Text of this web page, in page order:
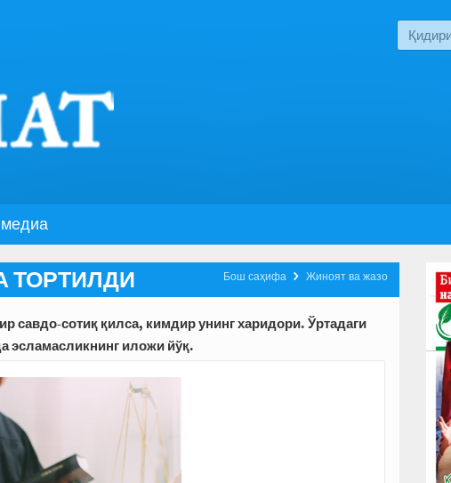
Жиноят ва жазо

Бош саҳифа
ТОРТИЛДИ
савдо-сотиқ қилса, кимдир унинг харидори. Ўртадаги
эсламасликнинг иложи йўқ.